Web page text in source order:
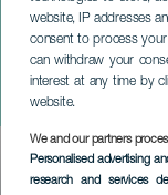
website, IP addresses
consent to process your
can withdraw your
interest at any time by
website.
We and our partners
Personalised advertising
research and services
Alle
GRAN
Imagen
Listado